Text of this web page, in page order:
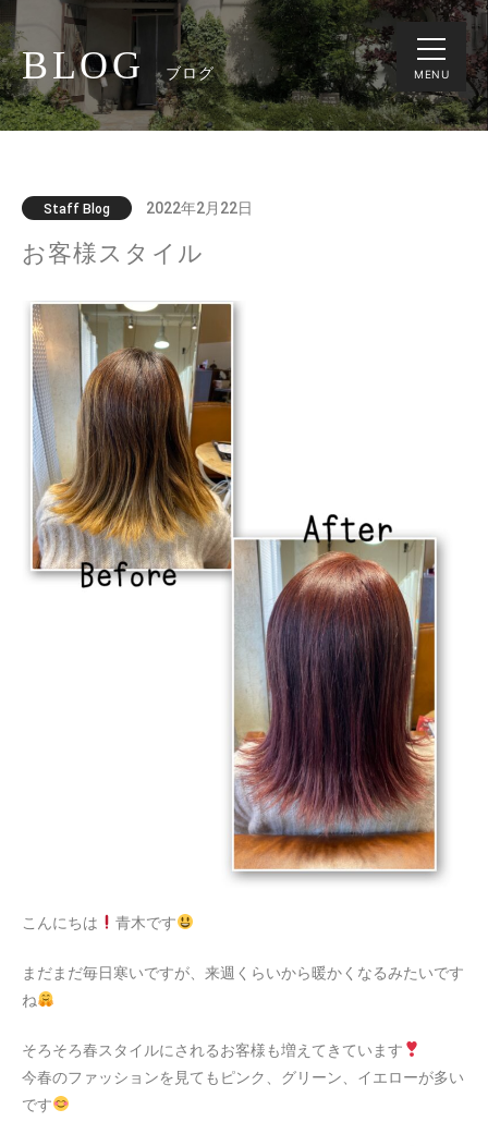
MENU
BLOG ブログ
Staff Blog 2022年2月22日
お客様スタイル
こんにちは 青木です
まだまだ毎日寒いですが、来週くらいから暖かくなるみたいです
ね
そろそろ春スタイルにされるお客様も増えてきています
今春のファッションを見てもピンク、グリーン、イエローが多い
です